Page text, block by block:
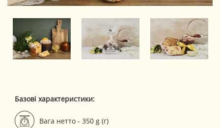
Базові характеристики:
Вага нетто - 350 g (г)